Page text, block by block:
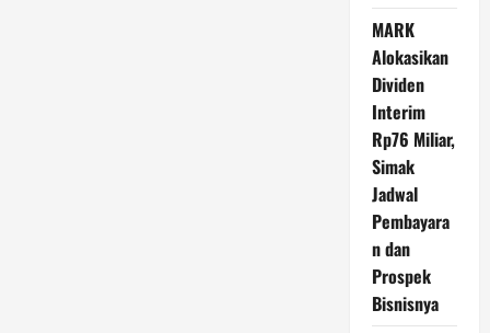
MARK
Alokasikan
Dividen
Interim
Rp76 Miliar,
Simak
Jadwal
Pembayara
n dan
Prospek
Bisnisnya